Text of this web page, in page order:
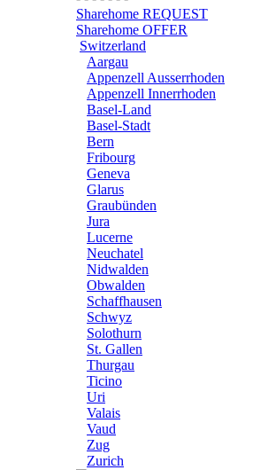
Sharehome REQUEST
Sharehome OFFER
Switzerland
Aargau
Appenzell Ausserrhoden
Appenzell Innerrhoden
Basel-Land
Basel-Stadt
Bern
Fribourg
Geneva
Glarus
Graubünden
Jura
Lucerne
Neuchatel
Nidwalden
Obwalden
Schaffhausen
Schwyz
Solothurn
St. Gallen
Thurgau
Ticino
Uri
Valais
Vaud
Zug
Zurich